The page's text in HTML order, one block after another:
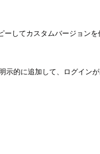
してカスタムバージョンを
示的に追加して、ログイン
ムブランドページに置き換
の招待プロセスを介しての